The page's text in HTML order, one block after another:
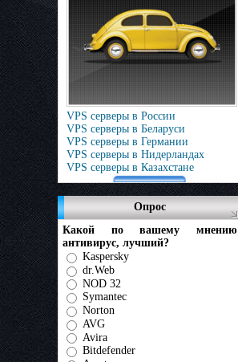
VPS серверы в России
VPS серверы в Беларуси
VPS серверы в Германии
VPS серверы в Нидерландах
VPS серверы в Казахстане
Опрос
Какой по вашему мнению
антивирус, лучший?
Kaspersky
dr.Web
NOD 32
Symantec
Norton
AVG
Avira
Bitdefender